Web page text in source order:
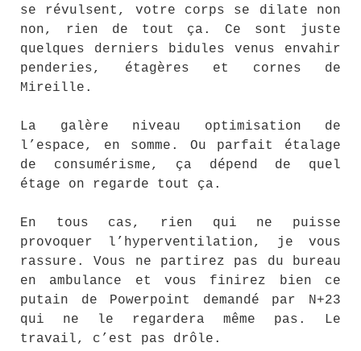
se révulsent, votre corps se dilate non
non, rien de tout ça. Ce sont juste
quelques derniers bidules venus envahir
penderies, étagères et cornes de
Mireille.
La galère niveau optimisation de
l’espace, en somme. Ou parfait étalage
de consumérisme, ça dépend de quel
étage on regarde tout ça.
En tous cas, rien qui ne puisse
provoquer l’hyperventilation, je vous
rassure. Vous ne partirez pas du bureau
en ambulance et vous finirez bien ce
putain de Powerpoint demandé par N+23
qui ne le regardera même pas. Le
travail, c’est pas drôle.